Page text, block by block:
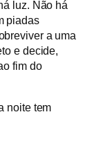
luz. Não há
piadas
a uma
e decide,
fim do
noite tem